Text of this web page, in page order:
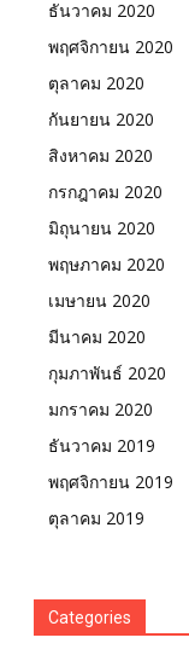
ธันวาคม 2020
พฤศจิกายน 2020
ตุลาคม 2020
กันยายน 2020
สิงหาคม 2020
กรกฎาคม 2020
มิถุนายน 2020
พฤษภาคม 2020
เมษายน 2020
มีนาคม 2020
กุมภาพันธ์ 2020
มกราคม 2020
ธันวาคม 2019
พฤศจิกายน 2019
ตุลาคม 2019
Categories